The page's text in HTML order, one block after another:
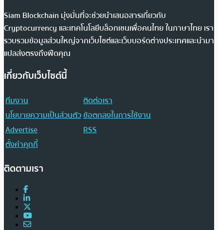
Siam Blockchain มุ่งมั่นที่จะช่วยนำเสนอสารเกี่ยวกับ
Cryptocurrency และเทคโนโลยีบล็อกเชนเพื่อคนไทย ในภาษาไทย เรา
รวบรวมข้อมูลส่วนใหญ่จากเว็บไซต์และเว็บบอร์ดต่างประเทศและนำมา
แปลส่งตรงถึงฟีดคุณ
เกี่ยวกับเว็บไซต์นี้
ทีมงาน
ติดต่อเรา
นโยบายความเป็นส่วนตัวข้อตกลงในการใช้งาน
Advertise
RSS
ตั้งค่าคุกกี้
ติดตามเรา